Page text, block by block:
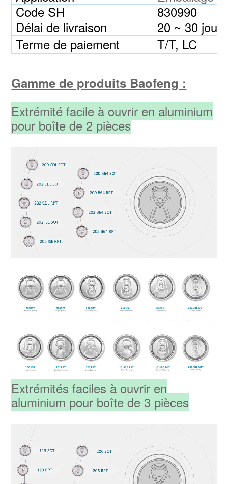
Code SH
830990
Délai de livraison
20 ~ 30
Terme de paiement
T/T, LC
Gamme de produits Baofeng :
Extrémité facile à ouvrir en aluminium
pour boîte de 2 pièces
Extrémités faciles à ouvrir en
aluminium pour boîte de 3 pièces